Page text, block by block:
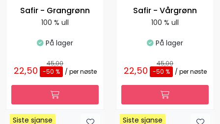
Safir - Grangrønn
100 % ull
På lager
45,00
22,50 -50 % / per nøste
Safir - Vårgrønn
100 % ull
På lager
45,00
22,50 -50 % / per nøste
Siste sjanse
Siste sjanse Siste sjanse
Siste sjanse